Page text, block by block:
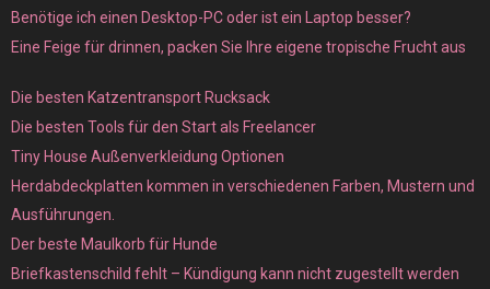
Benötige ich einen Desktop-PC oder ist ein Laptop besser?
Eine Feige für drinnen, packen Sie Ihre eigene tropische Frucht aus
Die besten Katzentransport Rucksack
Die besten Tools für den Start als Freelancer
Tiny House Außenverkleidung Optionen
Herdabdeckplatten kommen in verschiedenen Farben, Mustern und
Ausführungen.
Der beste Maulkorb für Hunde
Briefkastenschild fehlt – Kündigung kann nicht zugestellt werden